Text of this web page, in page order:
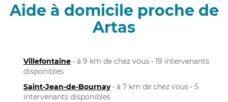
Aide à domicile proche de
Artas
Villefontaine • à 9 km de chez vous • 19 intervenants
disponibles
Saint-Jean-de-Bournay• à 7 km de chez vous • 5
intervenants disponibles